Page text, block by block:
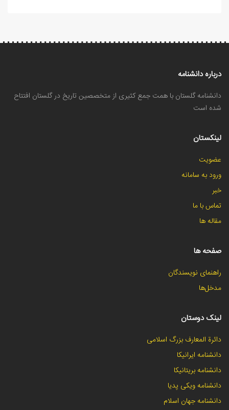
درباره دانشنامه
دانشنامه گلستان با همت جمع کثیری از متخصصین تاریخ در گلستان افتتاح
شده است
لینکستان
عضویت
ورود به سامانه
خبر
تماس با ما
مقاله ها
صفحه ها
راهنمای نویسندگان
مدخل‌ها
لینک دوستان
دائرة المعارف بزرگ اسلامی
دانشنامه ایرانیکا
دانشنامه بریتانیکا
دانشنامه ویکی پدیا
دانشنامه جهان اسلام